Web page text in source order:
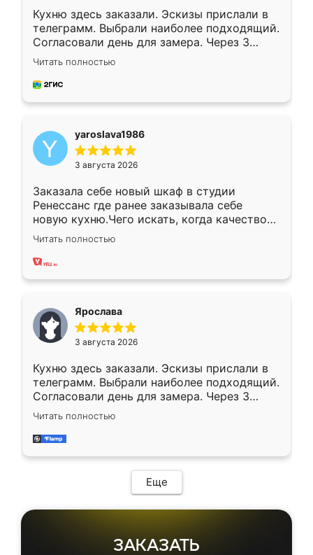
Кухню здесь заказали. Эскизы прислали в
телеграмм. Выбрали наиболее подходящий.
Согласовали день для замера. Через 3
недели кухня была уже готова. Остались
довольны работой. Спасибо Ренессанс
мебель за качественную работу!
Читать полностью
yaroslava1986
3 августа 2026
Заказала себе новый шкаф в студии
Ренессанс где ранее заказывала себе
новую кухню.Чего искать, когда качеством
вполне довольна. Служит кухня уже почти
два года, нареканий нет.
Читать полностью
Ярослава
3 августа 2026
Кухню здесь заказали. Эскизы прислали в
телеграмм. Выбрали наиболее подходящий.
Согласовали день для замера. Через 3
недели кухня была уже готова. Остались
довольны работой. Спасибо Ренессанс
мебель за качественную работу!
Читать полностью
Еще
ЗАКАЗАТЬ